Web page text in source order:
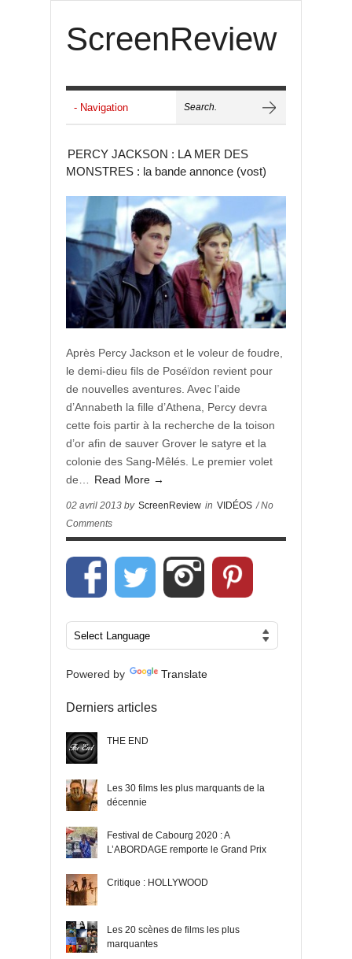
ScreenReview
PERCY JACKSON : LA MER DES
MONSTRES : la bande annonce (vost)
Après Percy Jackson et le voleur de foudre,
le demi-dieu fils de Poséïdon revient pour
de nouvelles aventures. Avec l’aide
d’Annabeth la fille d’Athena, Percy devra
cette fois partir à la recherche de la toison
d’or afin de sauver Grover le satyre et la
colonie des Sang-Mêlés. Le premier volet
de…
Read More →
02 avril 2013 by ScreenReview in VIDÉOS / No
Comments
Powered by Translate
Derniers articles
THE END
Les 30 films les plus marquants de la
décennie
Festival de Cabourg 2020 : A
L’ABORDAGE remporte le Grand Prix
Critique : HOLLYWOOD
Les 20 scènes de films les plus
marquantes